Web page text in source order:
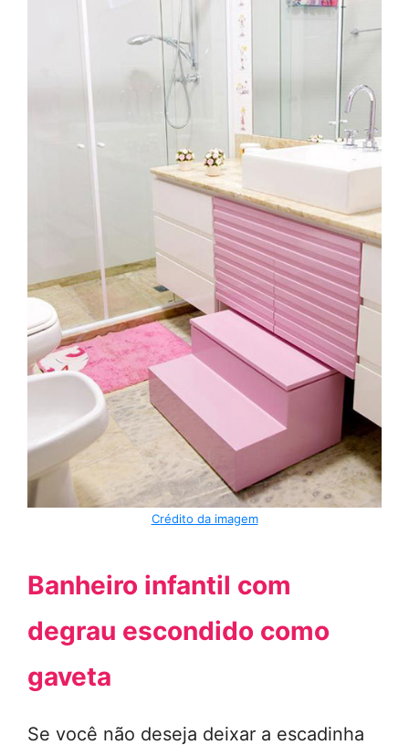
Crédito da imagem
Banheiro infantil com
degrau escondido como
gaveta
Se você não deseja deixar a escadinha